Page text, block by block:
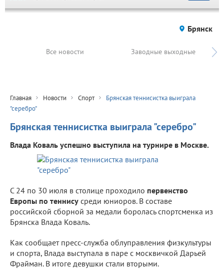
Брянск
Все новости Заводные выходные
Главная Новости Спорт
Брянская теннисистка выиграла
"серебро"
Брянская теннисистка выиграла "серебро"
Влада Коваль успешно выступила на турнире в Москве.
С 24 по 30 июля в столице проходило первенство
Европы по теннису среди юниоров. В составе
российской сборной за медали боролась спортсменка из
Брянска Влада Коваль.
Как сообщает пресс-служба облуправления физкультуры
и спорта, Влада выступала в паре с москвичкой Дарьей
Фрайман. В итоге девушки стали вторыми.